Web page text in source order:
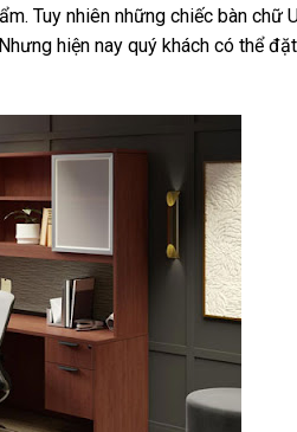
Tuy nhiên những chiếc bàn chữ
hiện nay quý khách có thể